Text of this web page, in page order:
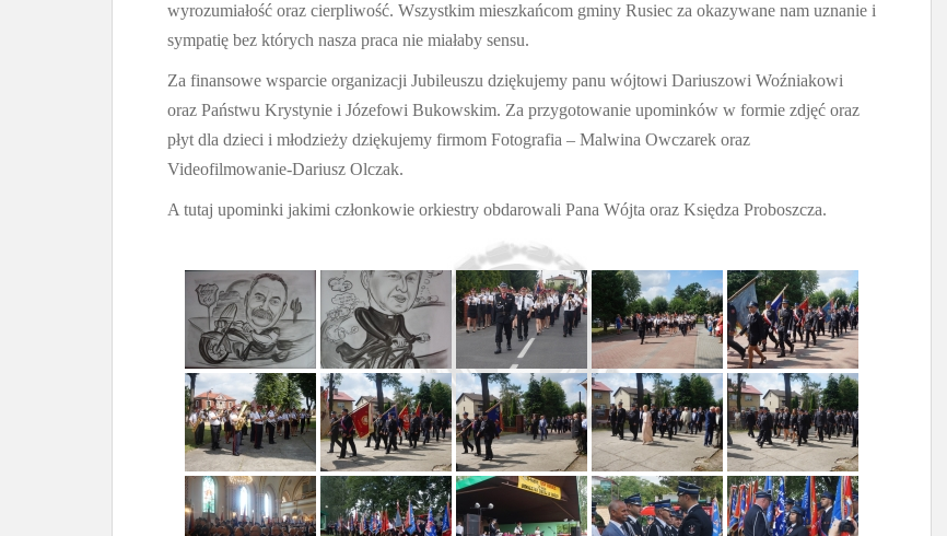
wyrozumiałość oraz cierpliwość. Wszystkim mieszkańcom gminy Rusiec za okazywane nam uznanie i
sympatię bez których nasza praca nie miałaby sensu.
Za finansowe wsparcie organizacji Jubileuszu dziękujemy panu wójtowi Dariuszowi Woźniakowi
oraz Państwu Krystynie i Józefowi Bukowskim. Za przygotowanie upominków w formie zdjęć oraz
płyt dla dzieci i młodzieży dziękujemy firmom Fotografia – Malwina Owczarek oraz
Videofilmowanie-Dariusz Olczak.
A tutaj upominki jakimi członkowie orkiestry obdarowali Pana Wójta oraz Księdza Proboszcza.